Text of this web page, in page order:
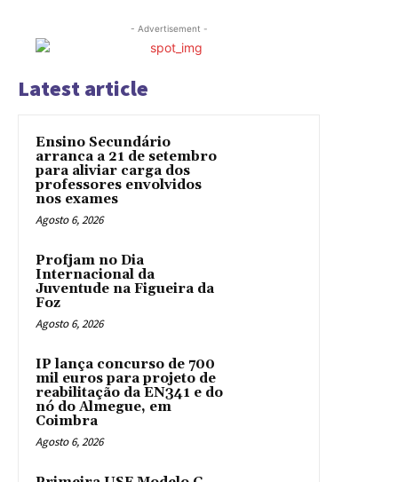
- Advertisement -
Latest article
Ensino Secundário
arranca a 21 de setembro
para aliviar carga dos
professores envolvidos
nos exames
Agosto 6, 2026
Profjam no Dia
Internacional da
Juventude na Figueira da
Foz
Agosto 6, 2026
IP lança concurso de 700
mil euros para projeto de
reabilitação da EN341 e do
nó do Almegue, em
Coimbra
Agosto 6, 2026